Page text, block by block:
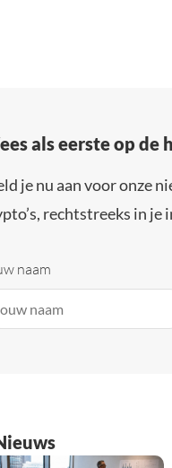
als eerste op de
je nu aan voor onze
rechtstreeks in je
naam